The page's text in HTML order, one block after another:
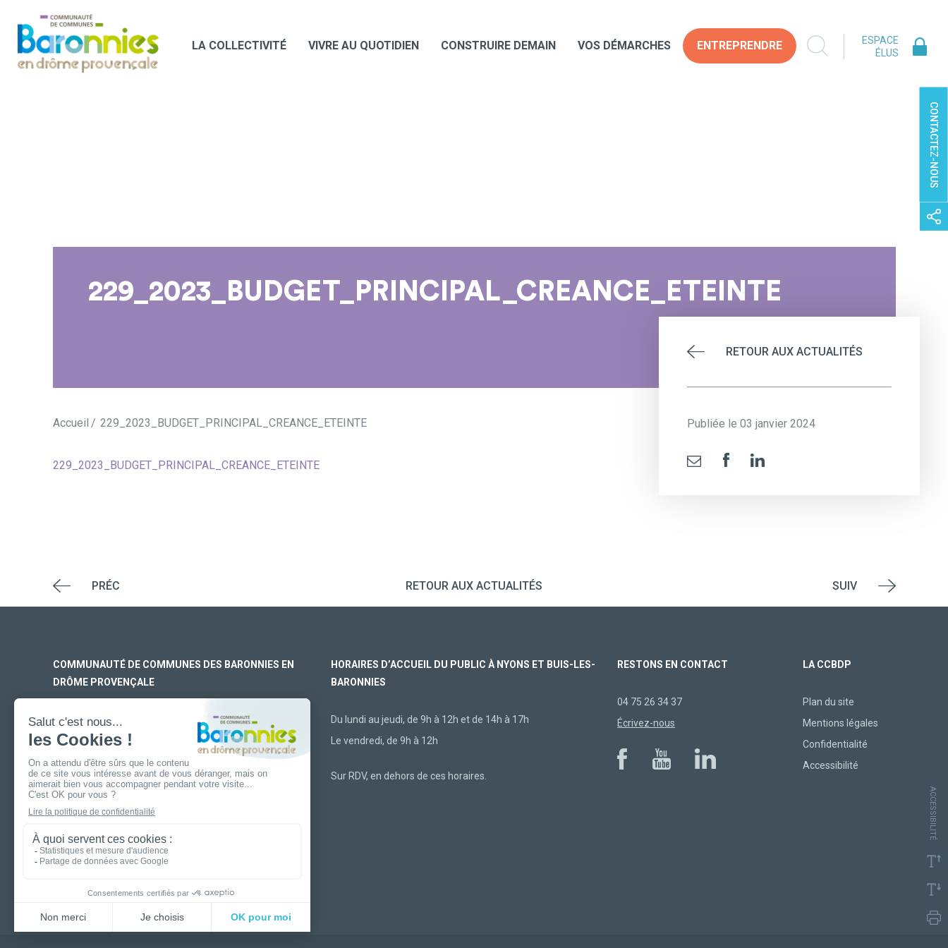
LA COLLECTIVITÉ VIVRE AU QUOTIDIEN CONSTRUIRE DEMAIN VOS DÉMARCHES ENTREPRENDRE
ESPACE
ÉLUS
CONTACTEZ-NOUS
229_2023_BUDGET_PRINCIPAL_CREANCE_ETEINTE
Accueil 229_2023_BUDGET_PRINCIPAL_CREANCE_ETEINTE
RETOUR AUX ACTUALITÉS
Publiée le 03 janvier 2024
229_2023_BUDGET_PRINCIPAL_CREANCE_ETEINTE
PRÉC RETOUR AUX ACTUALITÉS SUIV
COMMUNAUTÉ DE COMMUNES DES BARONNIES EN
DRÔME PROVENÇALE
SIÈGE SOCIAL
170 rue Ferdinand Fert
Les Laurons – CS 30005
26110 Nyons
ANTENNE DE BUIS-LES-BARONNIES
19 boulevard Aristide Briand
26170 Buis-Les-Baronnies
HORAIRES D’ACCUEIL DU PUBLIC À NYONS ET BUIS-LES-
BARONNIES
Du lundi au jeudi, de 9h à 12h et de 14h à 17h
Le vendredi, de 9h à 12h
Sur RDV, en dehors de ces horaires.
RESTONS EN CONTACT
04 75 26 34 37
Écrivez-nous
LA CCBDP
Plan du site
Mentions légales
Confidentialité
Accessibilité
ACCESSIBILITÉ